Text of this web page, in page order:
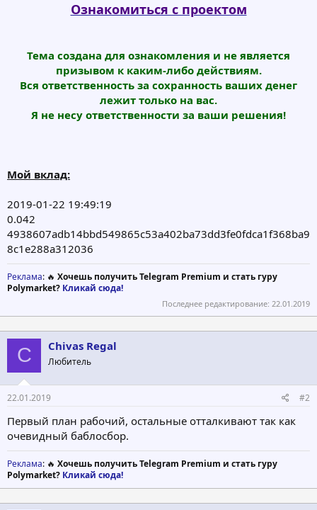
Ознакомиться с проектом
Тема создана для ознакомления и не является
призывом к каким-либо действиям.
Вся ответственность за сохранность ваших денег
лежит только на вас.
Я не несу ответственности за ваши решения!
Мой вклад:
2019-01-22 19:49:19
0.042
4938607adb14bbd549865c53a402ba73dd3fe0fdca1f368ba9
8c1e288a312036
Реклама: 🔥 Хочешь получить Telegram Premium и стать гуру
Polymarket? Кликай сюда!
Последнее редактирование: 22.01.2019
C Chivas Regal
Любитель
22.01.2019 #2
Первый план рабочий, остальные отталкивают так как
очевидный баблосбор.
Реклама: 🔥 Хочешь получить Telegram Premium и стать гуру
Polymarket? Кликай сюда!